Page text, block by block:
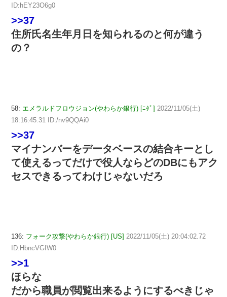
ID:hEY23O6g0
>>37
住所氏名生年月日を知られるのと何が違う
の？
58: エメラルドフロウジョン(やわらか銀行) [ﾆﾀﾞ] 2022/11/05(土)
18:16:45.31 ID:/nv9QQAi0
>>37
マイナンバーをデータベースの結合キーとし
て使えるってだけで役人ならどのDBにもアク
セスできるってわけじゃないだろ
136: フォーク攻撃(やわらか銀行) [US] 2022/11/05(土) 20:04:02.72
ID:HbncVGIW0
>>1
ほらな
だから職員が閲覧出来るようにするべきじゃ